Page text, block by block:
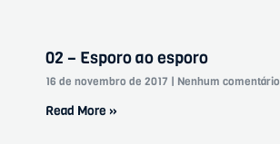
02 – Esporo ao esporo
16 de novembro de 2017 Nenhum comentário
Read More »